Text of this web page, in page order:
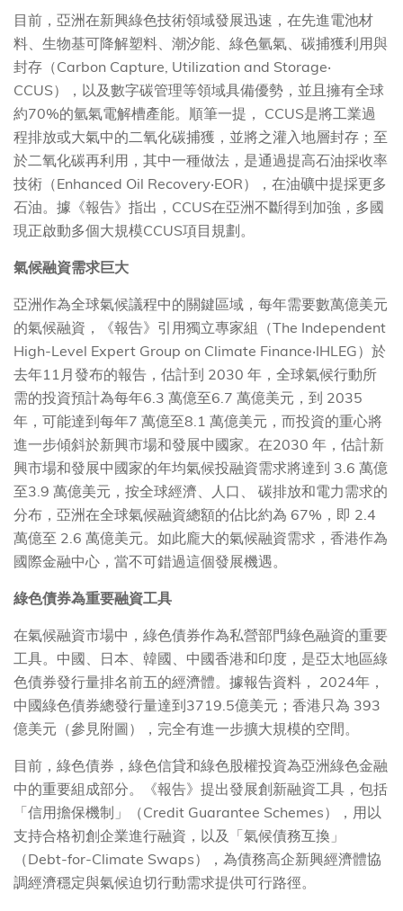
目前，亞洲在新興綠色技術領域發展迅速，在先進電池材
料、生物基可降解塑料、潮汐能、綠色氫氣、碳捕獲利用與
封存（Carbon Capture, Utilization and Storage‧
CCUS），以及數字碳管理等領域具備優勢，並且擁有全球
約70%的氫氣電解槽產能。順筆一提， CCUS是將工業過
程排放或大氣中的二氧化碳捕獲，並將之灌入地層封存；至
於二氧化碳再利用，其中一種做法，是通過提高石油採收率
技術（Enhanced Oil Recovery‧EOR），在油礦中提採更多
石油。據《報告》指出，CCUS在亞洲不斷得到加強，多國
現正啟動多個大規模CCUS項目規劃。
氣候融資需求巨大
亞洲作為全球氣候議程中的關鍵區域，每年需要數萬億美元
的氣候融資，《報告》引用獨立專家組（The Independent
High-Level Expert Group on Climate Finance‧IHLEG）於
去年11月發布的報告，估計到 2030 年，全球氣候行動所
需的投資預計為每年6.3 萬億至6.7 萬億美元，到 2035
年，可能達到每年7 萬億至8.1 萬億美元，而投資的重心將
進一步傾斜於新興市場和發展中國家。在2030 年，估計新
興市場和發展中國家的年均氣候投融資需求將達到 3.6 萬億
至3.9 萬億美元，按全球經濟、人口、 碳排放和電力需求的
分布，亞洲在全球氣候融資總額的佔比約為 67%，即 2.4
萬億至 2.6 萬億美元。如此龐大的氣候融資需求，香港作為
國際金融中心，當不可錯過這個發展機遇。
綠色債券為重要融資工具
在氣候融資市場中，綠色債券作為私營部門綠色融資的重要
工具。中國、日本、韓國、中國香港和印度，是亞太地區綠
色債券發行量排名前五的經濟體。據報告資料， 2024年，
中國綠色債券總發行量達到3719.5億美元；香港只為 393
億美元（參見附圖），完全有進一步擴大規模的空間。
目前，綠色債券，綠色信貸和綠色股權投資為亞洲綠色金融
中的重要組成部分。《報告》提出發展創新融資工具，包括
「信用擔保機制」（Credit Guarantee Schemes），用以
支持合格初創企業進行融資，以及「氣候債務互換」
（Debt-for-Climate Swaps），為債務高企新興經濟體協
調經濟穩定與氣候迫切行動需求提供可行路徑。